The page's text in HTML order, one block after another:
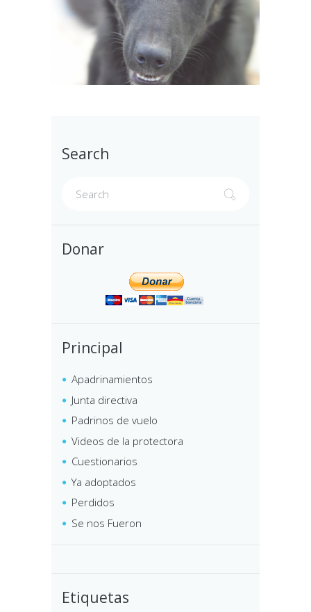
Search
Donar
Principal
Apadrinamientos
Junta directiva
Padrinos de vuelo
Videos de la protectora
Cuestionarios
Ya adoptados
Perdidos
Se nos Fueron
Etiquetas